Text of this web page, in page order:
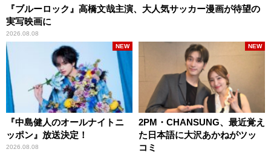
『ブルーロック』高橋文哉主演、大人気サッカー漫画が待望の
実写映画に
2026.08.08
『中島健人のオールナイトニ
ッポン』放送決定！
2026.08.08
NEW
2PM・CHANSUNG、最近覚え
た日本語に大沢あかねがツッ
コミ
NEW